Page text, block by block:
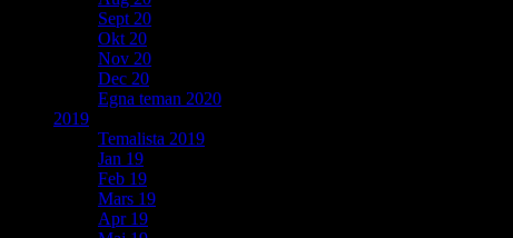
Sept 20
Okt 20
Nov 20
Dec 20
Egna teman 2020
2019
Temalista 2019
Jan 19
Feb 19
Mars 19
Apr 19